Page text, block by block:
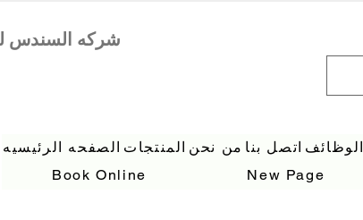
الصفحه الرئيسيه المنتجات من نحن اتصل بنا الوظائف
Book Online
New Page